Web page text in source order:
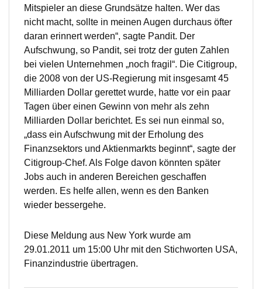
Mitspieler an diese Grundsätze halten. Wer das
nicht macht, sollte in meinen Augen durchaus öfter
daran erinnert werden“, sagte Pandit. Der
Aufschwung, so Pandit, sei trotz der guten Zahlen
bei vielen Unternehmen „noch fragil“. Die Citigroup,
die 2008 von der US-Regierung mit insgesamt 45
Milliarden Dollar gerettet wurde, hatte vor ein paar
Tagen über einen Gewinn von mehr als zehn
Milliarden Dollar berichtet. Es sei nun einmal so,
„dass ein Aufschwung mit der Erholung des
Finanzsektors und Aktienmarkts beginnt“, sagte der
Citigroup-Chef. Als Folge davon könnten später
Jobs auch in anderen Bereichen geschaffen
werden. Es helfe allen, wenn es den Banken
wieder bessergehe.
Diese Meldung aus New York wurde am
29.01.2011 um 15:00 Uhr mit den Stichworten USA,
Finanzindustrie übertragen.